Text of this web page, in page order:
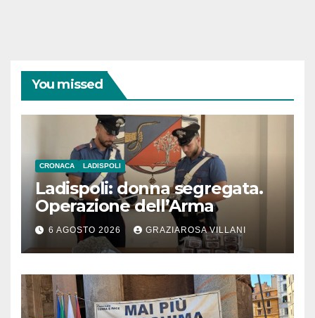
You missed
CRONACA LADISPOLI
Ladispoli: donna segregata.
Operazione dell’Arma
6 AGOSTO 2026 GRAZIAROSA VILLANI